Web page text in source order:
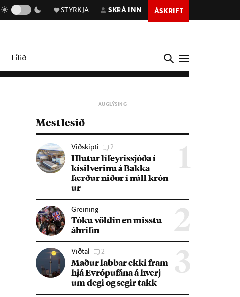
STYRKJA SKRÁ INN ÁSKRIFT
Lífið
Mest lesið
1
Viðskipti 2
Hlut­ur líf­eyr­is­sjóða í
kís­il­ver­inu á Bakka
færð­ur nið­ur í núll krón­
ur
2
Greining
Tóku völd­in en misstu
áhrif­in
3
Viðtal 2
Mað­ur labb­ar ekki fram
hjá Evr­ópuf­ána á hverj­
um degi og seg­ir takk